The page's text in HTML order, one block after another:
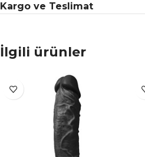
Kargo ve Teslimat
İlgili ürünler